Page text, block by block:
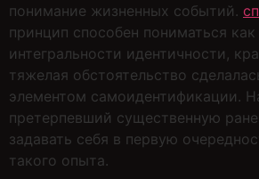
понимание жизненных событий.
принцип способен пониматься как
интегральности идентичности,
тяжелая обстоятельство
элементом самоидентификации.
претерпевший существенную
задавать себя в первую
такого опыта.